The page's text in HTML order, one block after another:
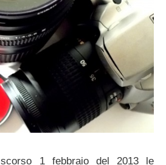
1 febbraio del 2013 le